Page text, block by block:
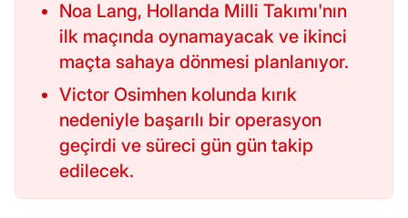
Noa Lang, Hollanda Milli Takımı'nın
ilk maçında oynamayacak ve ikinci
maçta sahaya dönmesi planlanıyor.
Victor Osimhen kolunda kırık
nedeniyle başarılı bir operasyon
geçirdi ve süreci gün gün takip
edilecek.